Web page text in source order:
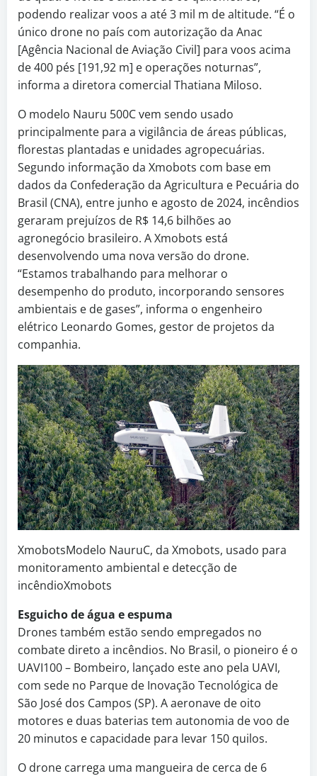
podendo realizar voos a até 3 mil m de altitude. “É o
único drone no país com autorização da Anac
[Agência Nacional de Aviação Civil] para voos acima
de 400 pés [191,92 m] e operações noturnas”,
informa a diretora comercial Thatiana Miloso.
O modelo Nauru 500C vem sendo usado
principalmente para a vigilância de áreas públicas,
florestas plantadas e unidades agropecuárias.
Segundo informação da Xmobots com base em
dados da Confederação da Agricultura e Pecuária do
Brasil (CNA), entre junho e agosto de 2024, incêndios
geraram prejuízos de R$ 14,6 bilhões ao
agronegócio brasileiro. A Xmobots está
desenvolvendo uma nova versão do drone.
“Estamos trabalhando para melhorar o
desempenho do produto, incorporando sensores
ambientais e de gases”, informa o engenheiro
elétrico Leonardo Gomes, gestor de projetos da
companhia.
XmobotsModelo NauruC, da Xmobots, usado para
monitoramento ambiental e detecção de
incêndioXmobots
Esguicho de água e espuma
Drones também estão sendo empregados no
combate direto a incêndios. No Brasil, o pioneiro é o
UAVI100 – Bombeiro, lançado este ano pela UAVI,
com sede no Parque de Inovação Tecnológica de
São José dos Campos (SP). A aeronave de oito
motores e duas baterias tem autonomia de voo de
20 minutos e capacidade para levar 150 quilos.
O drone carrega uma mangueira de cerca de 6